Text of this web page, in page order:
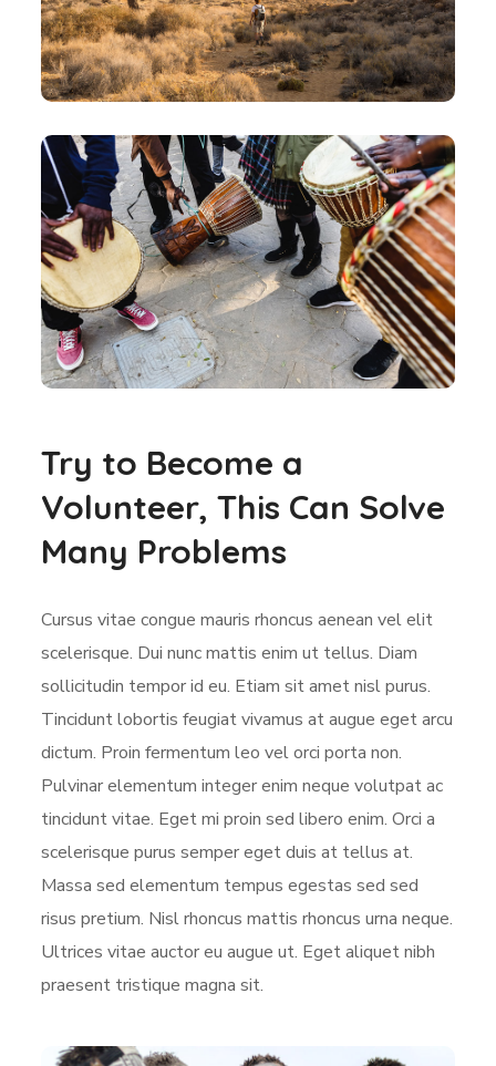
Try to Become a
Volunteer, This Can Solve
Many Problems
Cursus vitae congue mauris rhoncus aenean vel elit
scelerisque. Dui nunc mattis enim ut tellus. Diam
sollicitudin tempor id eu. Etiam sit amet nisl purus.
Tincidunt lobortis feugiat vivamus at augue eget arcu
dictum. Proin fermentum leo vel orci porta non.
Pulvinar elementum integer enim neque volutpat ac
tincidunt vitae. Eget mi proin sed libero enim. Orci a
scelerisque purus semper eget duis at tellus at.
Massa sed elementum tempus egestas sed sed
risus pretium. Nisl rhoncus mattis rhoncus urna neque.
Ultrices vitae auctor eu augue ut. Eget aliquet nibh
praesent tristique magna sit.